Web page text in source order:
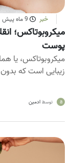
خبر 9 ماه پیش
میکروبوتاکس؛
پوست
میکروبوتاکس، یا
زیبایی است که
a توسط ادمین